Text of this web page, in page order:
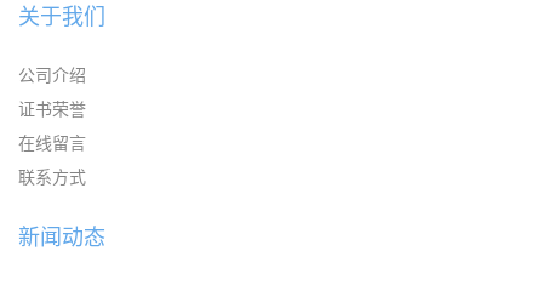
关于我们
公司介绍
证书荣誉
在线留言
联系方式
新闻动态